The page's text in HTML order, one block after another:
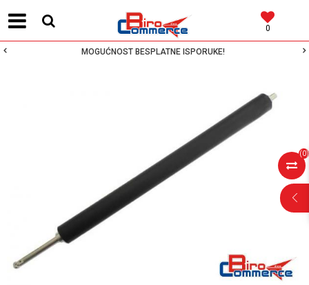
0
MOGUĆNOST BESPLATNE ISPORUKE!
(0)